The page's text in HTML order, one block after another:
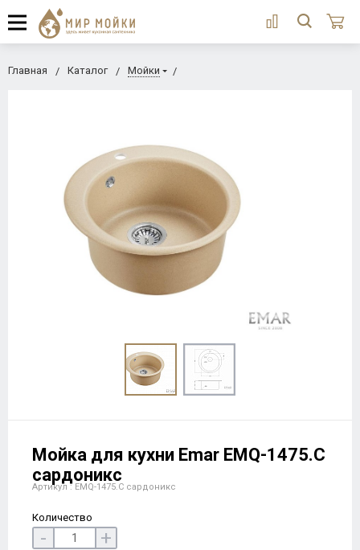
Главная Каталог Мойки
Мойка для кухни Еmar EMQ-1475.C
сардоникс
Артикул : EMQ-1475.C сардоникс
Количество
- +